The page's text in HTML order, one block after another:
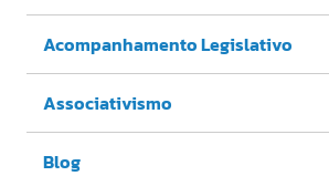
Acompanhamento Legislativo
Associativismo
Blog